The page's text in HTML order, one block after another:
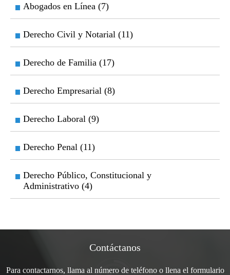
Abogados en Línea (7)
Derecho Civil y Notarial (11)
Derecho de Familia (17)
Derecho Empresarial (8)
Derecho Laboral (9)
Derecho Penal (11)
Derecho Público, Constitucional y
Administrativo (4)
Contáctanos
Para contactarnos, llama al número de teléfono o llena el formulario